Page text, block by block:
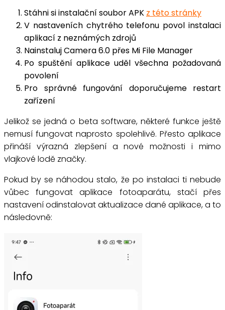
Stáhni si instalační soubor APK z této stránky
V nastaveních chytrého telefonu povol instalaci
aplikací z neznámých zdrojů
Nainstaluj Camera 6.0 přes Mi File Manager
Po spuštění aplikace uděl všechna požadovaná
povolení
Pro správné fungování doporučujeme restart
zařízení
Jelikož se jedná o beta software, některé funkce ještě
nemusí fungovat naprosto spolehlivě. Přesto aplikace
přináší výrazná zlepšení a nové možnosti i mimo
vlajkové lodě značky.
Pokud by se náhodou stalo, že po instalaci ti nebude
vůbec fungovat aplikace fotoaparátu, stačí přes
nastavení odinstalovat aktualizace dané aplikace, a to
následovně: